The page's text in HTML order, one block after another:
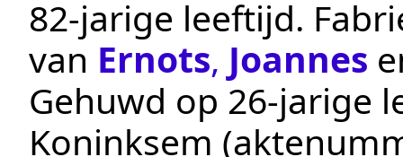
82-jarige leeftijd.
van Ernots, Joannes
Gehuwd op 26-jarige
Koninksem